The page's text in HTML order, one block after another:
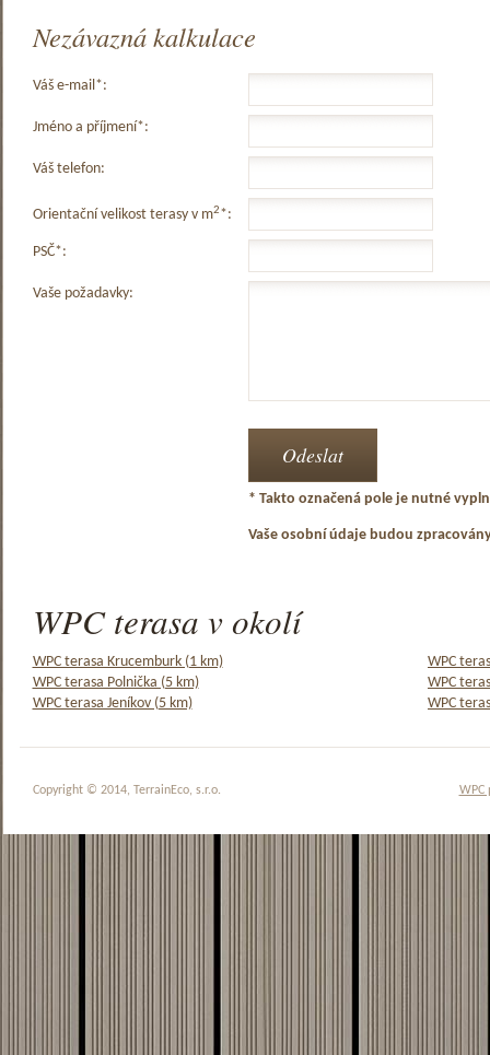
Nezávazná kalkulace
Váš e-mail*:
Jméno a příjmení*:
Váš telefon:
Orientační velikost terasy v m2*:
PSČ*:
Vaše požadavky:
* Takto označená pole je nutné
Vaše osobní údaje budou
WPC terasa v okolí
WPC terasa Krucemburk (1 km)
WPC
WPC terasa Polnička (5 km)
WPC
WPC terasa Jeníkov (5 km)
WPC
WPC
Copyright © 2014, TerrainEco, s.r.o.